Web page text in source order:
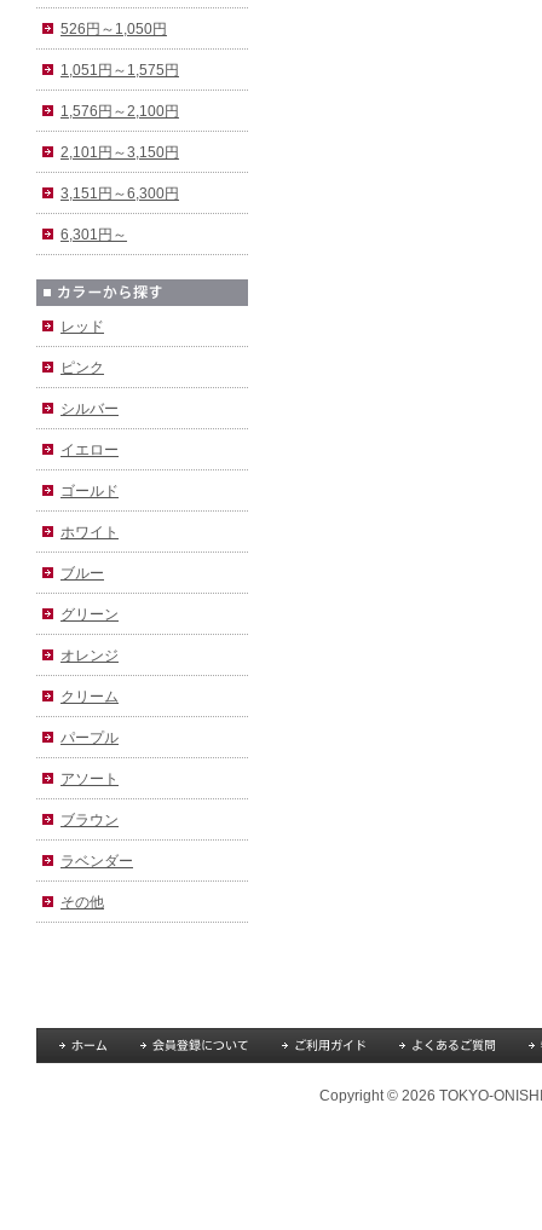
526円～1,050円
1,051円～1,575円
1,576円～2,100円
2,101円～3,150円
3,151円～6,300円
6,301円～
レッド
ピンク
シルバー
イエロー
ゴールド
ホワイト
ブルー
グリーン
オレンジ
クリーム
パープル
アソート
ブラウン
ラベンダー
その他
Copyright © 2026 TOKYO-